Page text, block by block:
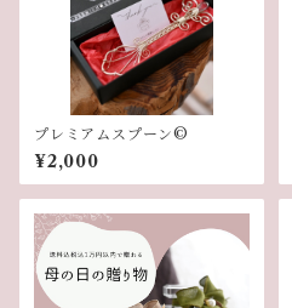
プレミアムスプーン©︎
¥2,000